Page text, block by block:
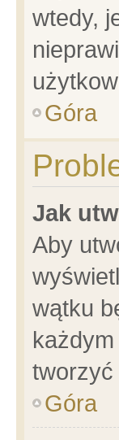
wtedy,
Góra
Jak
Aby
wątku
tworzyć
Góra